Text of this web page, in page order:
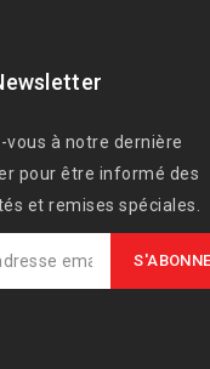
vous à notre dernière
pour être informé des
et remises spéciales.